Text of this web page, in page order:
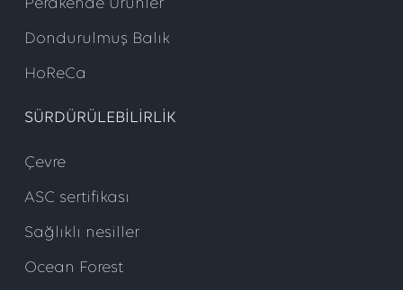
Perakende Ürünler
Dondurulmuş Balık
HoReCa
SÜRDÜRÜLEBILIRLIK
Çevre
ASC sertifikası
Sağlıklı nesiller
Ocean Forest